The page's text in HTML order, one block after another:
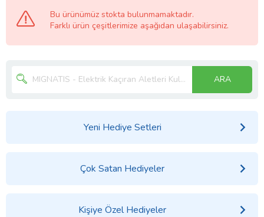
Bu ürünümüz stokta bulunmamaktadır.
Farklı ürün çeşitlerimize aşağıdan ulaşabilirsiniz.
ARA
Yeni Hediye Setleri
Çok Satan Hediyeler
Kişiye Özel Hediyeler